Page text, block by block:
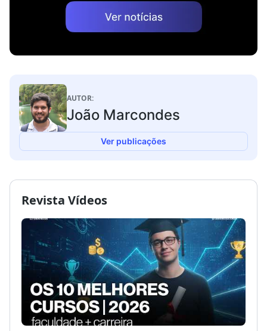
AUTOR:
João Marcondes
Ver publicações
Revista Vídeos